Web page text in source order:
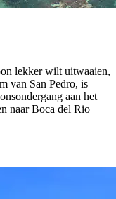
lekker wilt uitwaaien,
van San Pedro, is
aan het
naar Boca del Rio